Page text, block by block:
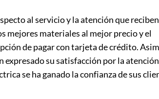
al servicio y la atención que
mejores materiales al mejor precio y el
de pagar con tarjeta de crédito.
expresado su satisfacción por la atención
se ha ganado la confianza de sus